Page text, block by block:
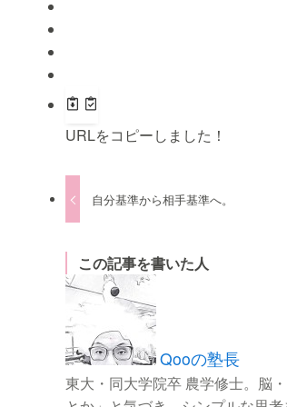
URLをコピーしました！
自分基準から相手基準へ。
この記事を書いた人
Qooの塾長
東大・同大学院卒 農学修士。脳